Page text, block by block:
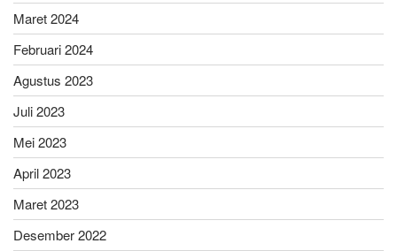
Maret 2024
Februari 2024
Agustus 2023
Juli 2023
Mei 2023
April 2023
Maret 2023
Desember 2022